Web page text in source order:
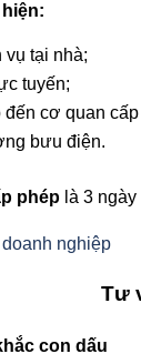
tại nhà;
tuyến;
đến cơ quan
bưu điện.
phép là 3
Tư
con dấu